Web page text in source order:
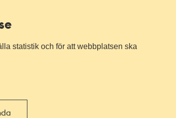
statistik och för att webbplatsen ska